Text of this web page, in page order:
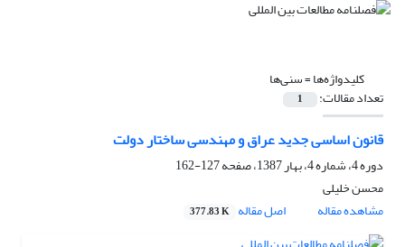
کلیدواژه‌ها =سنی‌ها
تعداد مقالات: 1
قانون اساسی جدید عراق و مهندسی ساختار دولت
دوره 4، شماره 4، بهار 1387، صفحه
127-162
محسن خلیلی
مشاهده مقاله
اصل مقاله 377.83 K